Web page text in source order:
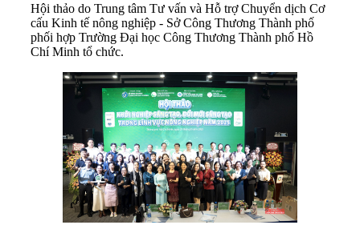
Hội thảo do Trung tâm Tư vấn và Hỗ trợ Chuyển dịch Cơ
cấu Kinh tế nông nghiệp - Sở Công Thương Thành phố
phối hợp Trường Đại học Công Thương Thành phố Hồ
Chí Minh tổ chức.